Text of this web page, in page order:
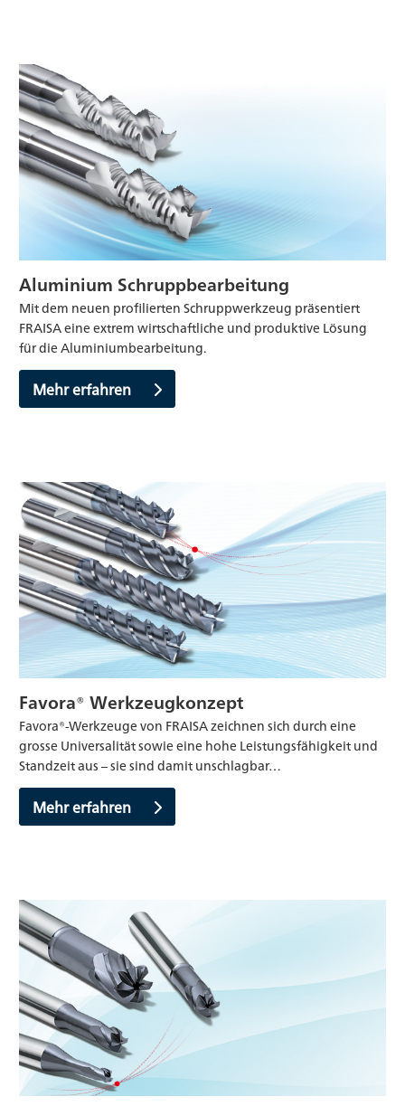
Aluminium Schruppbearbeitung
Mit dem neuen profilierten Schruppwerkzeug präsentiert
FRAISA eine extrem wirtschaftliche und produktive Lösung
für die Aluminiumbearbeitung.
Mehr erfahren
Favora® Werkzeugkonzept
Favora®-Werkzeuge von FRAISA zeichnen sich durch eine
grosse Universalität sowie eine hohe Leistungsfähigkeit und
Standzeit aus – sie sind damit unschlagbar…
Mehr erfahren